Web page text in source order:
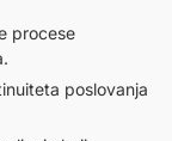
procese
poslovanja